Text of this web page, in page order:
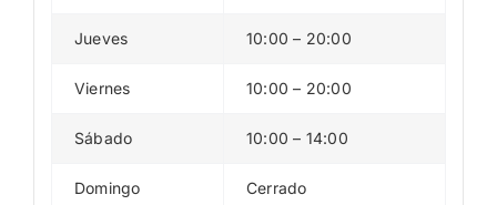
Jueves 10:00 – 20:00
Viernes 10:00 – 20:00
Sábado 10:00 – 14:00
Domingo Cerrado